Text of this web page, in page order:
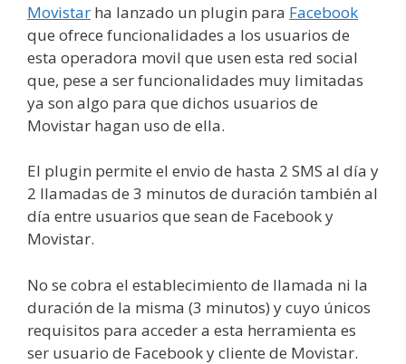
Movistar ha lanzado un plugin para Facebook
que ofrece funcionalidades a los usuarios de
esta operadora movil que usen esta red social
que, pese a ser funcionalidades muy limitadas
ya son algo para que dichos usuarios de
Movistar hagan uso de ella.
El plugin permite el envio de hasta 2 SMS al día y
2 llamadas de 3 minutos de duración también al
día entre usuarios que sean de Facebook y
Movistar.
No se cobra el establecimiento de llamada ni la
duración de la misma (3 minutos) y cuyo únicos
requisitos para acceder a esta herramienta es
ser usuario de Facebook y cliente de Movistar.